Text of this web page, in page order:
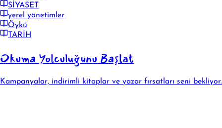
SİYASET
yerel yönetimler
Öykü
TARİH
Okuma Yolculuğunu Başlat
Kampanyalar, indirimli kitaplar ve yazar fırsatları seni bekliyor.